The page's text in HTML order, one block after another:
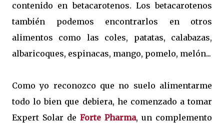
contenido en betacarotenos. Los betacarotenos
también podemos encontrarlos en otros
alimentos como las coles, patatas, calabazas,
albaricoques, espinacas, mango, pomelo, melón...
Como yo reconozco que no suelo alimentarme
todo lo bien que debiera, he comenzado a tomar
Expert Solar de Forte Pharma, un complemento